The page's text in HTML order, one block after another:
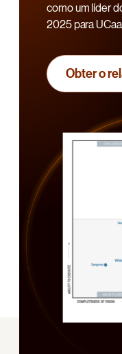
como um líder
2025 para
Obter o